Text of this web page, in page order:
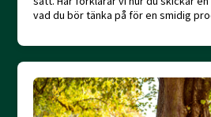
vad du bör tänka på för en smidig